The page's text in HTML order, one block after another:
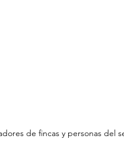
de fincas y personas del